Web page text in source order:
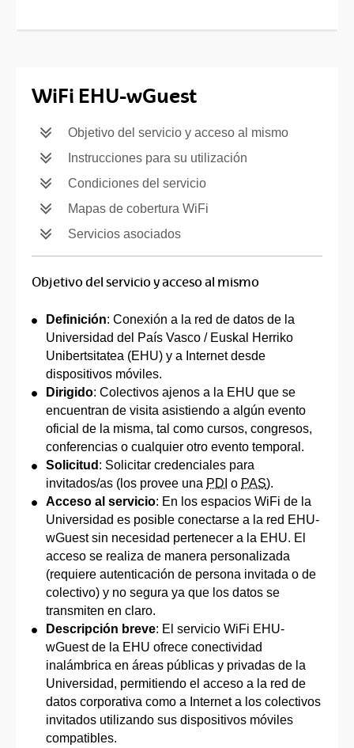
WiFi EHU-wGuest
Objetivo del servicio y acceso al mismo
Instrucciones para su utilización
Condiciones del servicio
Mapas de cobertura WiFi
Servicios asociados
Objetivo del servicio y acceso al mismo
Definición: Conexión a la red de datos de la
Universidad del País Vasco / Euskal Herriko
Unibertsitatea (EHU) y a Internet desde
dispositivos móviles.
Dirigido: Colectivos ajenos a la EHU que se
encuentran de visita asistiendo a algún evento
oficial de la misma, tal como cursos, congresos,
conferencias o cualquier otro evento temporal.
Solicitud : Solicitar credenciales para
invitados/as (los provee una PDI o PAS).
Acceso al servicio: En los espacios WiFi de la
Universidad es posible conectarse a la red EHU-
wGuest sin necesidad pertenecer a la EHU. El
acceso se realiza de manera personalizada
(requiere autenticación de persona invitada o de
colectivo) y no segura ya que los datos se
transmiten en claro.
Descripción breve: El servicio WiFi EHU-
wGuest de la EHU ofrece conectividad
inalámbrica en áreas públicas y privadas de la
Universidad, permitiendo el acceso a la red de
datos corporativa como a Internet a los colectivos
invitados utilizando sus dispositivos móviles
compatibles.